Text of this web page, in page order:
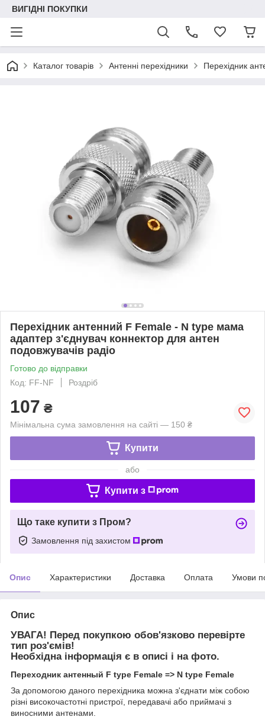
ВИГІДНІ ПОКУПКИ
Каталог товарів Антенні перехідники Перехідник
Перехідник антенний F Female - N type мама
адаптер з'єднувач коннектор для антен
подовжувачів радіо
Готово до відправки
Код: FF-NF
Роздріб
107 ₴
Мінімальна сума замовлення на сайті — 150 ₴
Купити
або
Купити з
Що таке купити з Пром?
Замовлення під захистом
Опис Характеристики Доставка Оплата Умови
Опис
УВАГА! Перед покупкою обов'язково перевірте
тип роз'ємів!
Необхідна інформація є в описі і на фото.
Переходник антенный F type Female => N type Female
За допомогою даного перехідника можна з'єднати між собою
різні високочастотні пристрої, передавачі або приймачі з
виносними антенами.